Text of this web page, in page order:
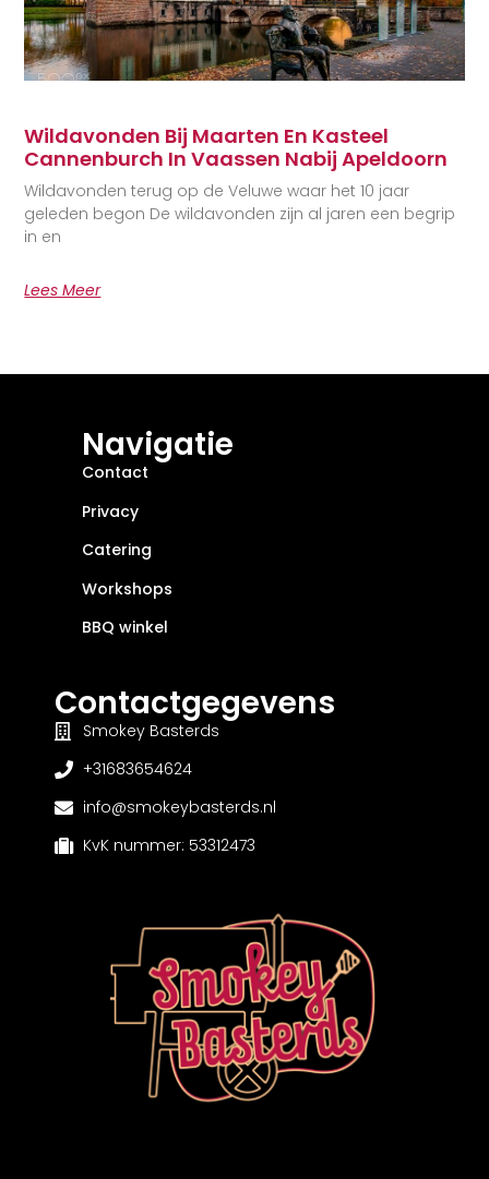
Wildavonden Bij Maarten En Kasteel
Cannenburch In Vaassen Nabij Apeldoorn
Wildavonden terug op de Veluwe waar het 10 jaar
geleden begon De wildavonden zijn al jaren een begrip
in en
Lees Meer
Navigatie
Contact
Privacy
Catering
Workshops
BBQ winkel
Contactgegevens
Smokey Basterds
+31683654624
info@smokeybasterds.nl
KvK nummer: 53312473